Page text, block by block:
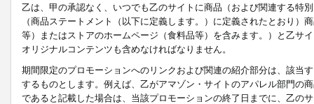
乙は、甲の承認なく、いつでも乙のサイトに商品（および関連する特
（商品ステートメント（以下に定義します。）に定義されたとおり
等）またはストアのホームページ（食料品等）を含みます。）と乙サ
オリジナルコンテンツも含めなければなりません。
期間限定のプロモーションへのリンクおよび関連の紹介部分は、該当
するものとします。例えば、乙がアマゾン・サイトのアパレル部門の
であると記載した場合は、当該プロモーションの終了日までに、乙の